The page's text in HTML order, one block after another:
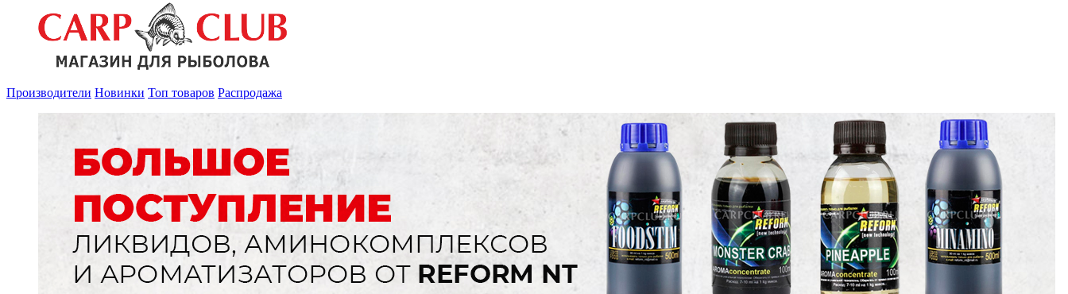
Производители Новинки Топ товаров Распродажа